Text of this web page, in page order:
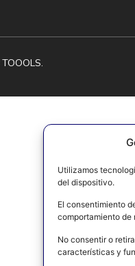
Utilizamos
del dispositivo.
El consentimiento
comportamiento de
No consentir o
características y
TOOOLS.